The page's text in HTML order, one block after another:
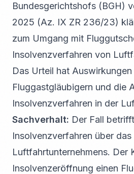
Bundesgerichtshofs (BGH)
2025 (Az. IX ZR 236/23)
zum Umgang mit
Insolvenzverfahren von
Das Urteil hat
Fluggastgläubigern und die
Insolvenzverfahren in der
Sachverhalt: Der Fall
Insolvenzverfahren über
Luftfahrtunternehmens. Der
Insolvenzeröffnung einen